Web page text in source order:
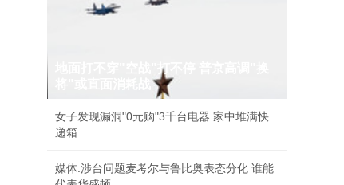
Goal：在被迫强制买断莫拉塔后，科莫有意
巴萨官方：因不确定局势，取消在摩洛哥丹吉
头条要闻